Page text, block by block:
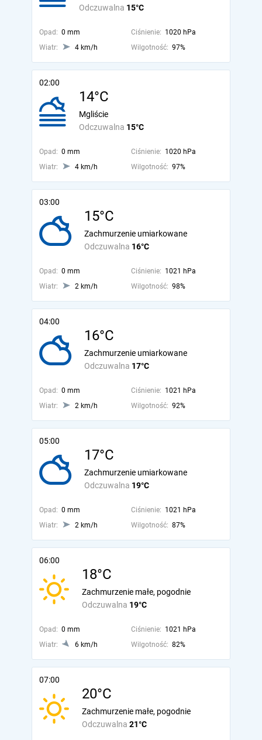
Odczuwalna 15°C
Opad: 0 mm Ciśnienie: 1020 hPa
Wiatr:
4 km/h Wilgotność: 97%
02:00
14°C
Odczuwalna 15°C
Mgliście
Opad: 0 mm Ciśnienie: 1020 hPa
Wiatr:
4 km/h Wilgotność: 97%
03:00
15°C
Odczuwalna 16°C
Zachmurzenie umiarkowane
Opad: 0 mm Ciśnienie: 1021 hPa
Wiatr:
2 km/h Wilgotność: 98%
04:00
16°C
Odczuwalna 17°C
Zachmurzenie umiarkowane
Opad: 0 mm Ciśnienie: 1021 hPa
Wiatr:
2 km/h Wilgotność: 92%
05:00
17°C
Odczuwalna 19°C
Zachmurzenie umiarkowane
Opad: 0 mm Ciśnienie: 1021 hPa
Wiatr:
2 km/h Wilgotność: 87%
06:00
18°C
Odczuwalna 19°C
Zachmurzenie małe, pogodnie
Opad: 0 mm Ciśnienie: 1021 hPa
Wiatr:
6 km/h Wilgotność: 82%
07:00
20°C
Odczuwalna 21°C
Zachmurzenie małe, pogodnie